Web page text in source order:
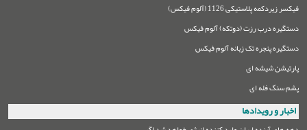
فیکسر زیردکمه پلاستیکی 1126 (آلوم فیکس)
دستگیره درب رزت (دوتکه) آلوم فیکس
دستگیره پنجره تک زبانه آلوم فیکس
پارتیشن شیشه ای
پشم سنگ فله ای
اخبار و رویدادها